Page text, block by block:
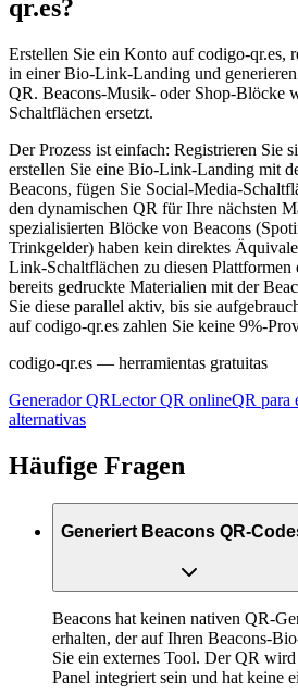
qr.es?
Erstellen Sie ein Konto auf codigo-qr.es,
in einer Bio-Link-Landing und
QR. Beacons-Musik- oder Shop-Blöcke
Schaltflächen ersetzt.
Der Prozess ist einfach: Registrieren Sie
erstellen Sie eine Bio-Link-Landing mit
Beacons, fügen Sie Social-Media-
den dynamischen QR für Ihre nächsten
spezialisierten Blöcke von Beacons
Trinkgelder) haben kein direktes
Link-Schaltflächen zu diesen Plattformen
bereits gedruckte Materialien mit der
Sie diese parallel aktiv, bis sie
auf codigo-qr.es zahlen Sie keine 9%-
codigo-qr.es — herramientas gratuitas
Generador QRLector QR onlineQR para
alternativas
Häufige Fragen
Generiert Beacons QR-
Beacons hat keinen nativen QR-
erhalten, der auf Ihren Beacons-
Sie ein externes Tool. Der QR
Panel integriert sein und hat keine